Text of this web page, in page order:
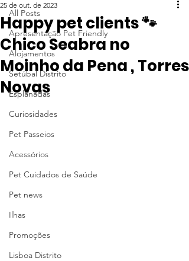
All Posts
Apresentação Pet Friendly
Alojamentos
Setúbal Distrito
Esplanadas
Curiosidades
Pet Passeios
Acessórios
Pet Cuidados de Saúde
Pet news
Ilhas
Promoções
Lisboa Distrito
Happy pet clients 🐾
Chico Seabra no
Moinho da Pena , Torres
Novas
25 de out. de 2023